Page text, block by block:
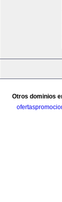
Otros dominios